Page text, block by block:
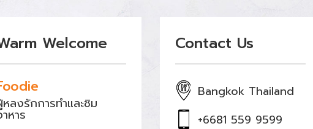
Welcome
หลงรักการทำและชิม
หาร
Contact Us
Bangkok Thailand
+6681 559 9599